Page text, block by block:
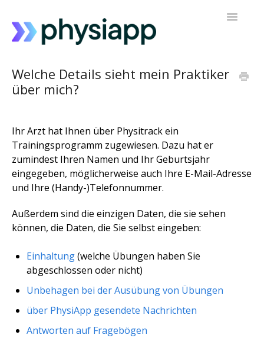
Welche Details sieht mein Praktiker
über mich?
Ihr Arzt hat Ihnen über Physitrack ein
Trainingsprogramm zugewiesen. Dazu hat er
zumindest Ihren Namen und Ihr Geburtsjahr
eingegeben, möglicherweise auch Ihre E-Mail-Adresse
und Ihre (Handy-)Telefonnummer.
Außerdem sind die einzigen Daten, die sie sehen
können, die Daten, die Sie selbst eingeben:
Einhaltung(welche Übungen haben Sie
abgeschlossen oder nicht)
Unbehagen bei der Ausübung von Übungen
über PhysiApp gesendete Nachrichten
Antworten auf Fragebögen